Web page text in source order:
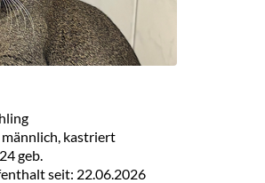
kastriert
geb.
seit: 22.06.2026